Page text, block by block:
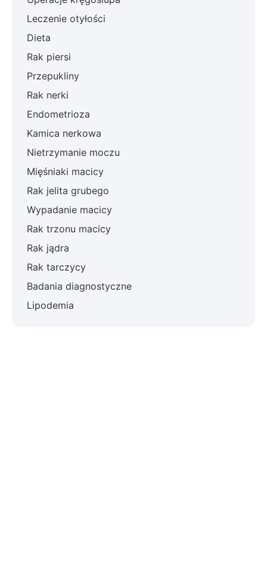
Leczenie otyłości
Dieta
Rak piersi
Przepukliny
Rak nerki
Endometrioza
Kamica nerkowa
Nietrzymanie moczu
Mięśniaki macicy
Rak jelita grubego
Wypadanie macicy
Rak trzonu macicy
Rak jądra
Rak tarczycy
Badania diagnostyczne
Lipodemia